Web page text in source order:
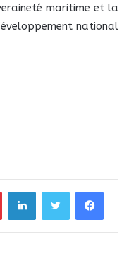
maritime et la
national.